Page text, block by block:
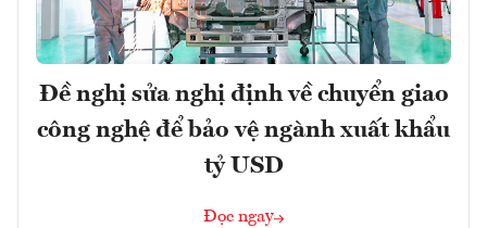
Đề nghị sửa nghị định về chuyển giao
công nghệ để bảo vệ ngành xuất khẩu
tỷ USD
Đọc ngay